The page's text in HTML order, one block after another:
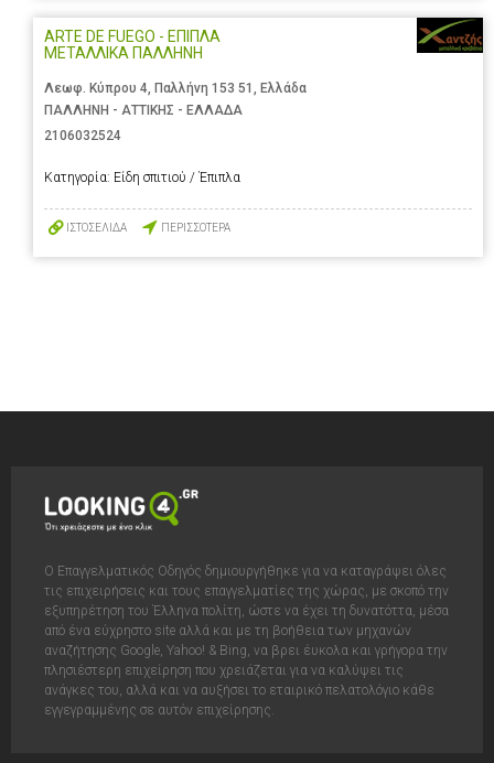
ARTE DE FUEGO - ΕΠΙΠΛΑ
ΜΕΤΑΛΛΙΚΑ ΠΑΛΛΗΝΗ
Λεωφ. Κύπρου 4, Παλλήνη 153 51, Ελλάδα
ΠΑΛΛΗΝΗ - ΑΤΤΙΚΗΣ - ΕΛΛΑΔΑ
2106032524
Κατηγορία: Είδη σπιτιού / Έπιπλα
ΙΣΤΟΣΕΛΙΔΑ ΠΕΡΙΣΣΟΤΕΡΑ
Ο Επαγγελματικός Οδηγός δημιουργήθηκε για να καταγράψει όλες
τις επιχειρήσεις και τους επαγγελματίες της χώρας, με σκοπό την
εξυπηρέτηση του Έλληνα πολίτη, ώστε να έχει τη δυνατόττα, μέσα
από ένα εύχρηστο site αλλά και με τη βοήθεια των μηχανών
αναζήτησης Google, Yahoo! & Bing, να βρει έυκολα και γρήγορα την
πλησιέστερη επιχείρηση που χρειάζεται για να καλύψει τις
ανάγκες του, αλλά και να αυξήσει το εταιρικό πελατολόγιο κάθε
εγγεγραμμένης σε αυτόν επιχείρησης.